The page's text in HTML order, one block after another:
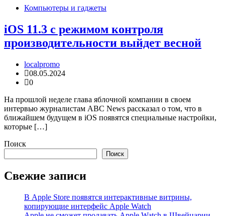
Компьютеры и гаджеты
iOS 11.3 с режимом контроля
производительности выйдет весной
localpromo
08.05.2024
0
На прошлой неделе глава яблочной компании в своем
интервью журналистам ABC News рассказал о том, что в
ближайшем будущем в iOS появятся специальные настройки,
которые […]
Поиск
Поиск
Свежие записи
В Apple Store появятся интерактивные витрины,
копирующие интерфейс Apple Watch